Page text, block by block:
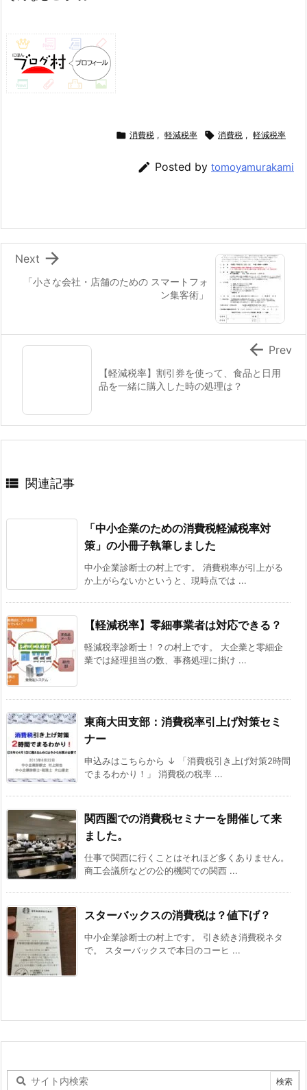
 消費税 , 軽減税率  消費税 , 軽減税率
 Posted by tomoyamurakami
「小さな会社・店舗のための スマートフォ
ン集客術」

Next
【軽減税率】割引券を使って、食品と日用
品を一緒に購入した時の処理は？
 Prev
 関連記事
「中小企業のための消費税軽減税率対
策」の小冊子執筆しました
中小企業診断士の村上です。 消費税率が引上がる
か上がらないかというと、現時点では ...
【軽減税率】零細事業者は対応できる？
軽減税率診断士！？の村上です。 大企業と零細企
業では経理担当の数、事務処理に掛け ...
東商大田支部：消費税率引上げ対策セミ
ナー
申込みはこちらから ↓ 「消費税引き上げ対策2時間
でまるわかり！」 消費税の税率 ...
関西圏での消費税セミナーを開催して来
ました。
仕事で関西に行くことはそれほど多くありません。
商工会議所などの公的機関での関西 ...
スターバックスの消費税は？値下げ？
中小企業診断士の村上です。 引き続き消費税ネタ
で。 スターバックスで本日のコーヒ ...